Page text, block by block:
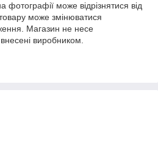
фотографії може відрізнятися від
може змінюватися
Магазин не несе
внесені виробником.